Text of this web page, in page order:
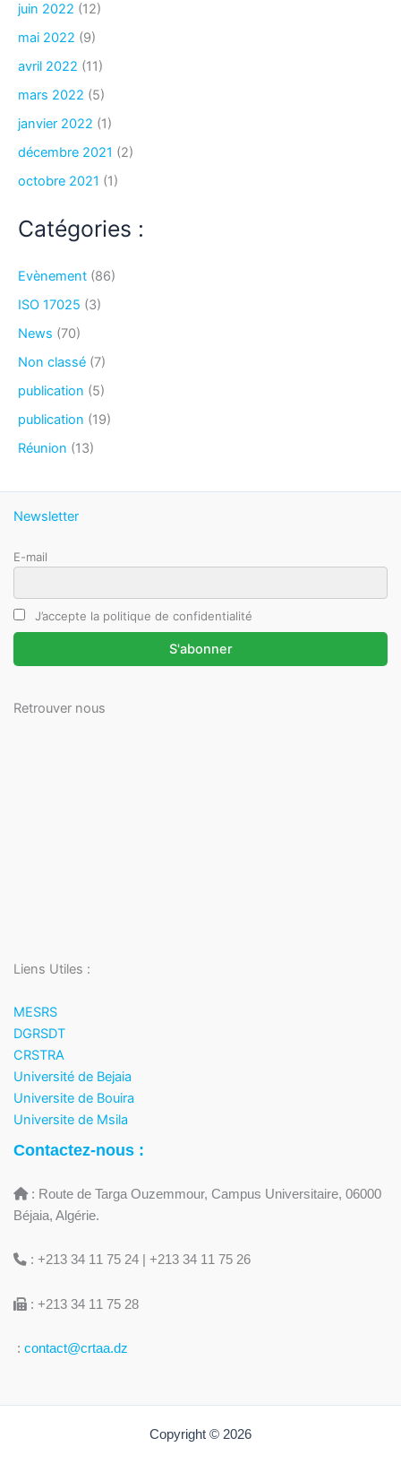
juin 2022 (12)
mai 2022 (9)
avril 2022 (11)
mars 2022 (5)
janvier 2022 (1)
décembre 2021 (2)
octobre 2021 (1)
Catégories :
Evènement (86)
ISO 17025 (3)
News (70)
Non classé (7)
publication (5)
publication (19)
Réunion (13)
Newsletter
E-mail
J’accepte la politique de confidentialité
Retrouver nous
Liens Utiles :
MESRS
DGRSDT
CRSTRA
Université de Bejaia
Universite de Bouira
Universite de Msila
Contactez-nous :
: Route de Targa Ouzemmour, Campus Universitaire, 06000
Béjaia, Algérie.
: +213 34 11 75 24 | +213 34 11 75 26
: +213 34 11 75 28
: contact@crtaa.dz
Copyright © 2026